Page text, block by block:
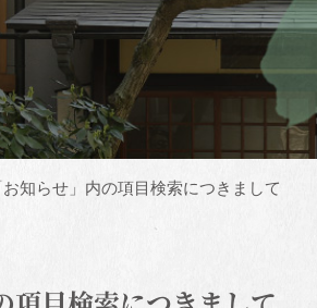
お知らせ」内の項目検索につきまして